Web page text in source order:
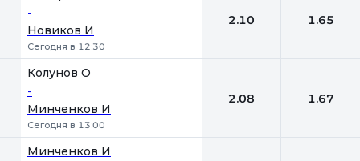
-
Новиков И
Сегодня в 12:30
2.10 1.65
Колунов О
-
Минченков И
Сегодня в 13:00
2.08 1.67
Минченков И